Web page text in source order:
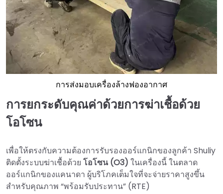
การส่งมอบเครื่องล้างฟองอากาศ
การยกระดับคุณค่าด้วยการฆ่าเชื้อด้วย
โอโซน
เพื่อให้ตรงกับความต้องการรับรองออร์แกนิกของลูกค้า Shuliy
ติดตั้งระบบฆ่าเชื้อด้วย โอโซน (O3) ในเครื่องนี้ ในตลาด
ออร์แกนิกของแคนาดา ผู้บริโภคเต็มใจที่จะจ่ายราคาสูงขึ้น
สำหรับคุณภาพ “พร้อมรับประทาน” (RTE)